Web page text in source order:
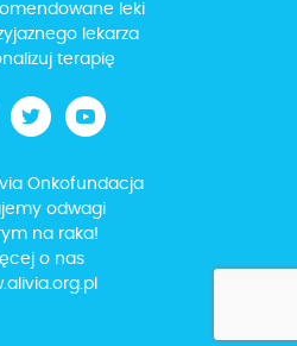
leki
lekarza
terapię
Onkofundacja
odwagi
na raka!
o nas